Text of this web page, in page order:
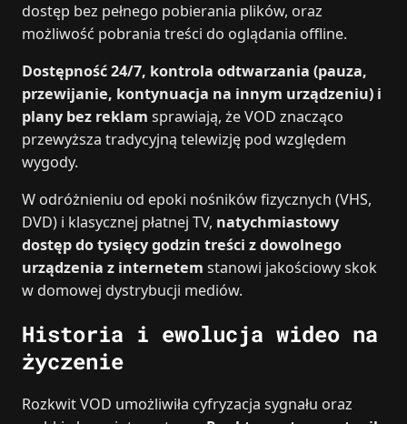
dostęp bez pełnego pobierania plików, oraz
możliwość pobrania treści do oglądania offline.
Dostępność 24/7, kontrola odtwarzania (pauza,
przewijanie, kontynuacja na innym urządzeniu) i
plany bez reklam sprawiają, że VOD znacząco
przewyższa tradycyjną telewizję pod względem
wygody.
W odróżnieniu od epoki nośników fizycznych (VHS,
DVD) i klasycznej płatnej TV, natychmiastowy
dostęp do tysięcy godzin treści z dowolnego
urządzenia z internetem stanowi jakościowy skok
w domowej dystrybucji mediów.
Historia i ewolucja wideo na
życzenie
Rozkwit VOD umożliwiła cyfryzacja sygnału oraz